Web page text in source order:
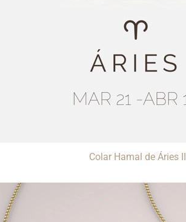
Colar Hamal de Áries II